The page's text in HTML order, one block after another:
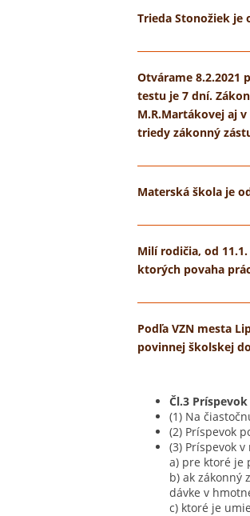
Trieda Stonožiek je
Otvárame 8.2.2021
testu je 7 dní.
M.R.Martákovej aj
triedy zákonný
Materská škola je
Milí rodičia, od
ktorých povaha
Podľa VZN mesta
povinnej školskej
Čl.3
(1) Na
(2) Príspevok
(3) Príspevok
a) pre ktoré je
b) ak zákonný
dávke v
c) ktoré je